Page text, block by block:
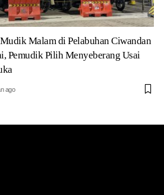
Malam di Pelabuhan Ciwandan
Pemudik Pilih Menyeberang Usai
ago